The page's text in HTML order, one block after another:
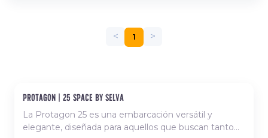
espectacular Hoek Truly Classic...
< 1 >
Nuevo, disponible para comanda
protagon | 25 space by selva
La Protagon 25 es una embarcación versátil y
elegante, diseñada para aquellos que buscan tanto